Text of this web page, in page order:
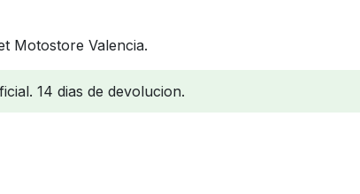
Motostore Valencia.
14 dias de devolucion.